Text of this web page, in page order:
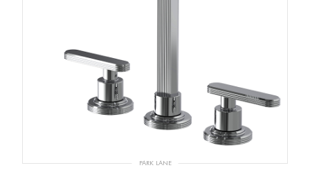
PARK LANE